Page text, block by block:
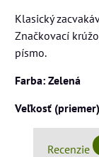
Klasický
Značkovací
písmo.
Farba: Zelená
Veľkosť
Recenzie